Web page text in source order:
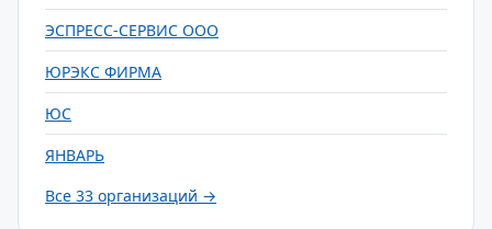
ЭСПРЕСС-СЕРВИС ООО
ЮРЭКС ФИРМА
ЮС
ЯНВАРЬ
Все 33 организаций →